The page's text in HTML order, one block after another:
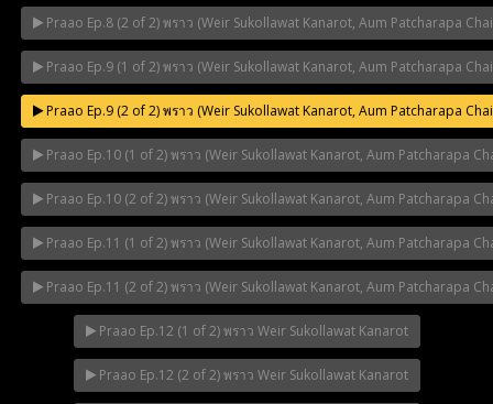
Praao Ep.8 (2 of 2) พราว (Weir Sukollawat Kanarot, Aum Patcharapa
Praao Ep.9 (1 of 2) พราว (Weir Sukollawat Kanarot, Aum Patcharapa
Praao Ep.9 (2 of 2) พราว (Weir Sukollawat Kanarot, Aum Patcharapa
Praao Ep.10 (1 of 2) พราว (Weir Sukollawat Kanarot, Aum Patcharapa
Praao Ep.10 (2 of 2) พราว (Weir Sukollawat Kanarot, Aum Patcharapa
Praao Ep.11 (1 of 2) พราว (Weir Sukollawat Kanarot, Aum Patcharapa
Praao Ep.11 (2 of 2) พราว (Weir Sukollawat Kanarot, Aum Patcharapa
Praao Ep.12 (1 of 2) พราว Weir Sukollawat Kanarot
Praao Ep.12 (2 of 2) พราว Weir Sukollawat Kanarot